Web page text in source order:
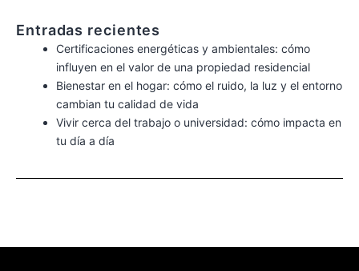
Entradas recientes
Certificaciones energéticas y ambientales: cómo
influyen en el valor de una propiedad residencial
Bienestar en el hogar: cómo el ruido, la luz y el entorno
cambian tu calidad de vida
Vivir cerca del trabajo o universidad: cómo impacta en
tu día a día